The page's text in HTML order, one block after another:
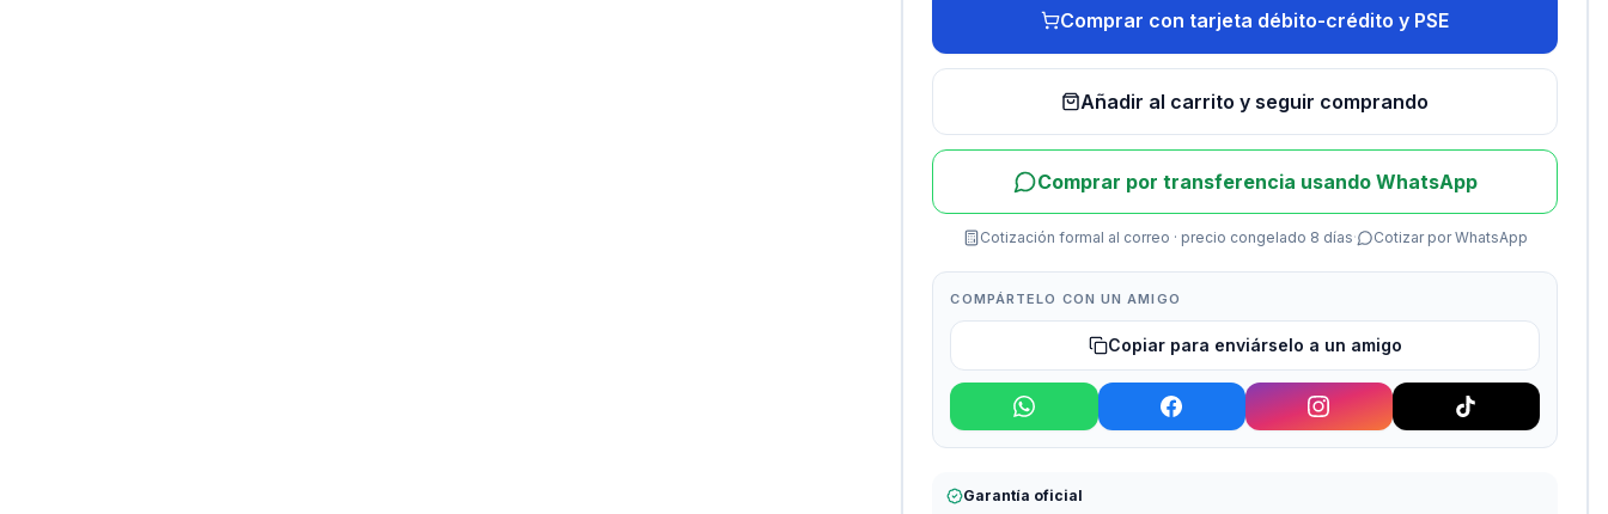
Comprar con tarjeta débito-crédito y PSE
Añadir al carrito y seguir comprando
Comprar por transferencia usando WhatsApp
Cotización formal al correo · precio congelado 8 días· Cotizar por WhatsApp
COMPÁRTELO CON UN AMIGO
Copiar para enviárselo a un amigo
Garantía oficial